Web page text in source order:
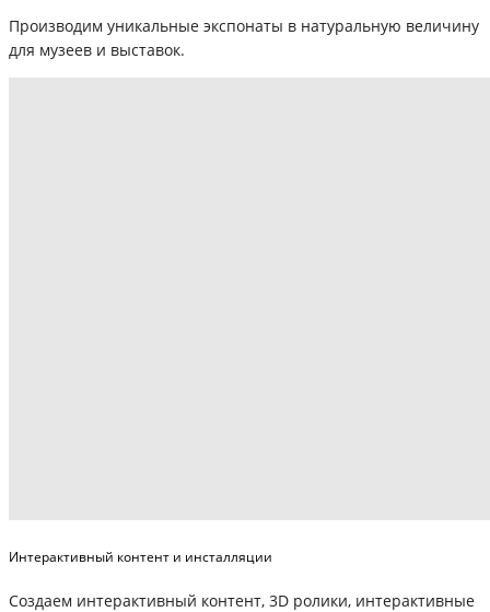
Производим уникальные экспонаты в натуральную величину
для музеев и выставок.
Интерактивный контент и инсталляции
Создаем интерактивный контент, 3D ролики, интерактивные